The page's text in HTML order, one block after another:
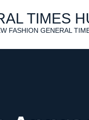
TIMES
FASHION GENERAL